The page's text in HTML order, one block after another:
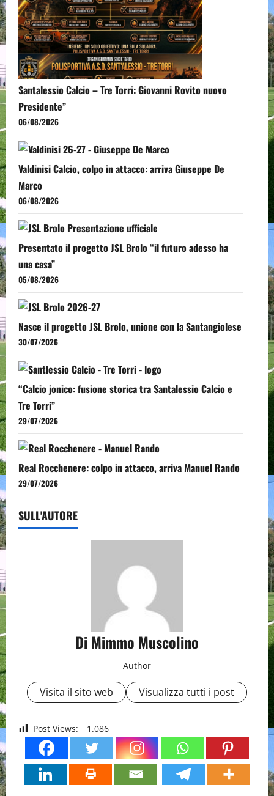
Santalessio Calcio – Tre Torri: Giovanni Rovito nuovo
Presidente”
06/08/2026
Valdinisi Calcio, colpo in attacco: arriva Giuseppe De
Marco
06/08/2026
Presentato il progetto JSL Brolo “il futuro adesso ha
una casa”
05/08/2026
Nasce il progetto JSL Brolo, unione con la Santangiolese
30/07/2026
“Calcio jonico: fusione storica tra Santalessio Calcio e
Tre Torri”
29/07/2026
Real Rocchenere: colpo in attacco, arriva Manuel Rando
29/07/2026
SULL'AUTORE
Di Mimmo Muscolino
Author
Visita il sito web Visualizza tutti i post
Post Views: 1.086